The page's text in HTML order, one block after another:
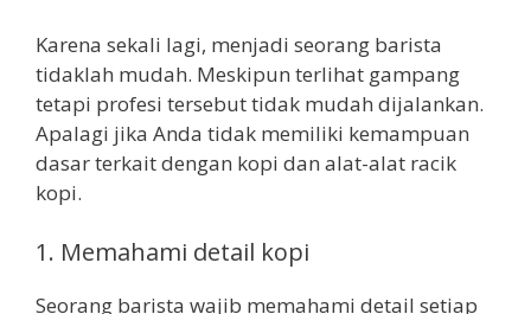
Karena sekali lagi, menjadi seorang barista
tidaklah mudah. Meskipun terlihat gampang
tetapi profesi tersebut tidak mudah dijalankan.
Apalagi jika Anda tidak memiliki kemampuan
dasar terkait dengan kopi dan alat-alat racik
kopi.
1. Memahami detail kopi
Seorang barista wajib memahami detail setiap